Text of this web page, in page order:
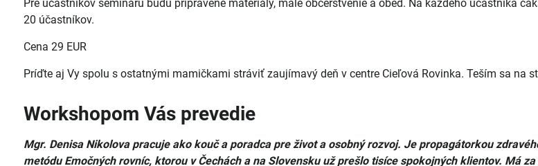
Pre účastníkov semináru budú pripravené materiály, malé občerstvenie a obed. Na každého účastníka
20 účastníkov.
Cena 29 EUR
Príďte aj Vy spolu s ostatnými mamičkami stráviť zaujímavý deň v centre Cieľová Rovinka. Teším sa na
Workshopom Vás prevedie
Mgr. Denisa Nikolova pracuje ako kouč a poradca pre život a osobný rozvoj. Je propagátorkou
metódu Emočných rovníc, ktorou v Čechách a na Slovensku už prešlo tisíce spokojných klientov. Má